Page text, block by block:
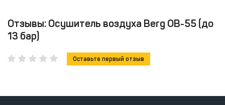
Отзывы: Осушитель воздуха Berg ОВ-55 (до
13 бар)
Оставьте первый отзыв